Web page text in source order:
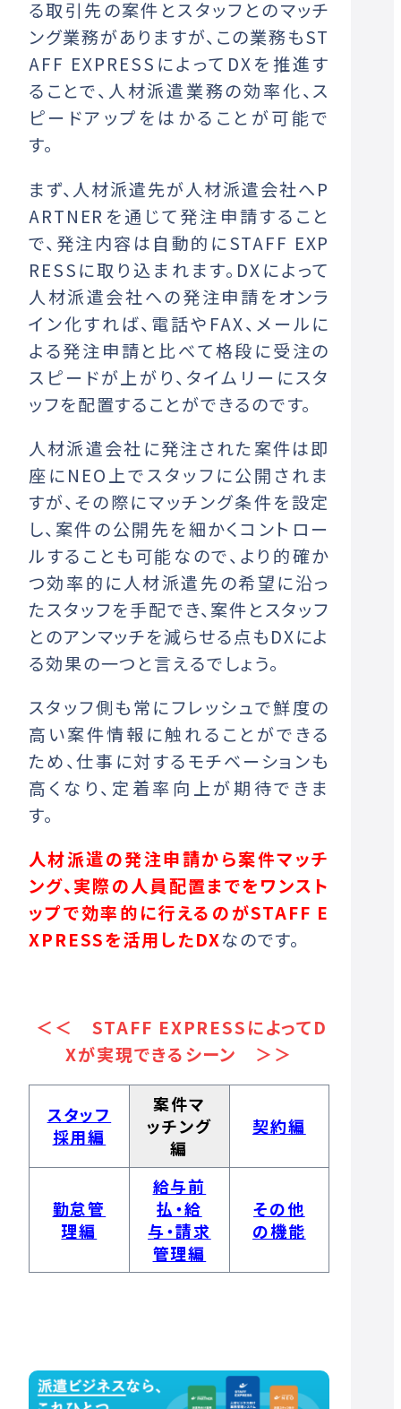
る取引先の案件とスタッフとのマッチ
ング業務がありますが、この業務もST
AFF EXPRESSによってDXを推進す
ることで、人材派遣業務の効率化、ス
ピードアップをはかることが可能で
す。
まず、人材派遣先が人材派遣会社へP
ARTNERを通じて発注申請すること
で、発注内容は自動的にSTAFF EXP
RESSに取り込まれます。DXによって
人材派遣会社への発注申請をオンラ
イン化すれば、電話やFAX、メールに
よる発注申請と比べて格段に受注の
スピードが上がり、タイムリーにスタ
ッフを配置することができるのです。
人材派遣会社に発注された案件は即
座にNEO上でスタッフに公開されま
すが、その際にマッチング条件を設定
し、案件の公開先を細かくコントロー
ルすることも可能なので、より的確か
つ効率的に人材派遣先の希望に沿っ
たスタッフを手配でき、案件とスタッフ
とのアンマッチを減らせる点もDXによ
る効果の一つと言えるでしょう。
スタッフ側も常にフレッシュで鮮度の
高い案件情報に触れることができる
ため、仕事に対するモチベーションも
高くなり、定着率向上が期待できま
す。
人材派遣の発注申請から案件マッチ
ング、実際の人員配置までをワンスト
ップで効率的に行えるのがSTAFF E
XPRESSを活用したDXなのです。
＜＜ STAFF EXPRESSによってD
Xが実現できるシーン ＞＞
スタッフ
採用編
案件マ
ッチング
編
契約編
勤怠管
理編
給与前
払・給
与・請求
管理編
その他
の機能